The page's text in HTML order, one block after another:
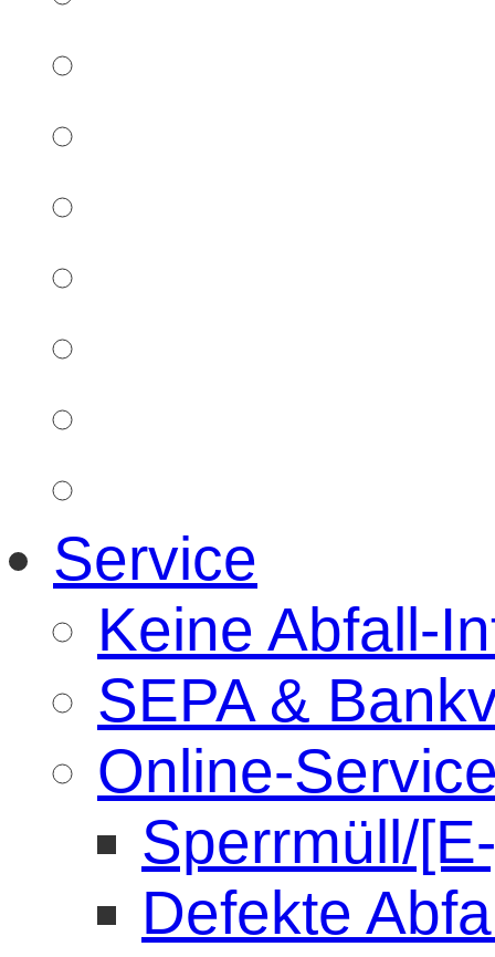
Service
Keine Abfall-
SEPA &
Online-
Sperrmüll/
Defekte